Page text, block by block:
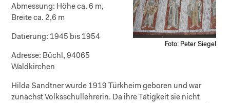
Foto: Peter Siegel
Abmessung: Höhe ca. 6 m,
Breite ca. 2,6 m
Datierung: 1945 bis 1954
Adresse: Büchl, 94065
Waldkirchen
Hilda Sandtner wurde 1919 Türkheim geboren und war
zunächst Volksschullehrerin. Da ihre Tätigkeit sie nicht